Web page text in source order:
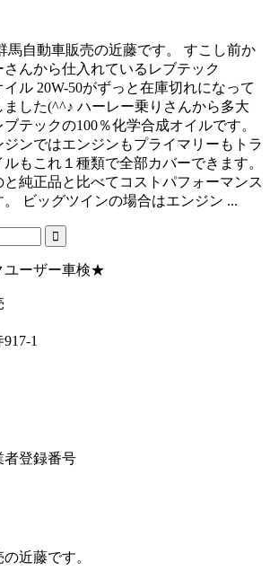
馬自動車販売の近藤です。 すこし前か
んから仕入れているレブテック
ル 20W-50がずっと在庫切れになって
した(^^♪ ハーレー乗りさんから多大
テックの100％化学合成オイルです。
ジンではエンジンもプライマリーもトラ
もこれ１種類で全部カバーできます。
と純正品と比べてコストパフォーマンス
ビッグツインの場合はエンジン ...
ユーザー車検★
1
者登録番号
近藤です。